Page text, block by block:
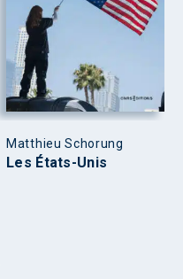
Matthieu Schorung
Les États-Unis